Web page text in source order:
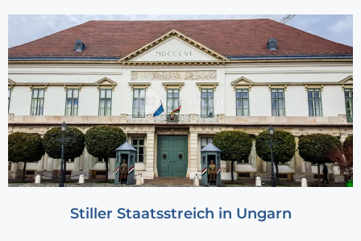
Stiller Staatsstreich in Ungarn